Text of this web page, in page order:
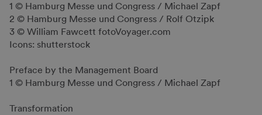
1 © Hamburg Messe und Congress / Michael Zapf
2 © Hamburg Messe und Congress / Rolf Otzipk
3 © William Fawcett fotoVoyager.com
Icons: shutterstock
Preface by the Management Board
1 © Hamburg Messe und Congress / Michael Zapf
Transformation